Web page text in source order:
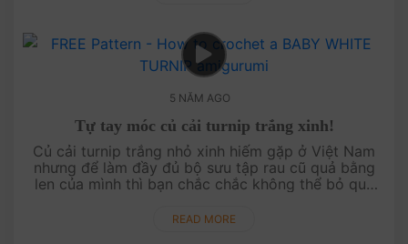
5 NĂM AGO
Tự tay móc củ cải turnip trắng xinh!
Củ cải turnip trắng nhỏ xinh hiếm gặp ở Việt Nam
nhưng để làm đầy đủ bộ sưu tập rau cũ quả bằng
len của mình thì bạn chắc chắc không thể bỏ qua
READ MORE